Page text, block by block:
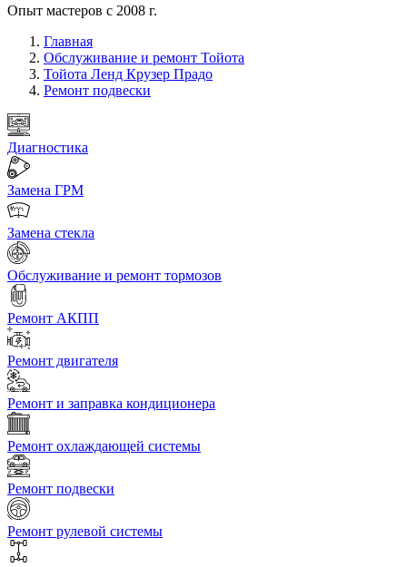
Опыт мастеров с 2008 г.
Главная
Обслуживание и ремонт Тойота
Тойота Ленд Крузер Прадо
Ремонт подвески
Диагностика
Замена ГРМ
Замена стекла
Обслуживание и ремонт тормозов
Ремонт АКПП
Ремонт двигателя
Ремонт и заправка кондиционера
Ремонт охлаждающей системы
Ремонт подвески
Ремонт рулевой системы